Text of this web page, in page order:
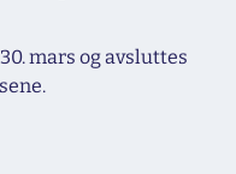
mars og avsluttes